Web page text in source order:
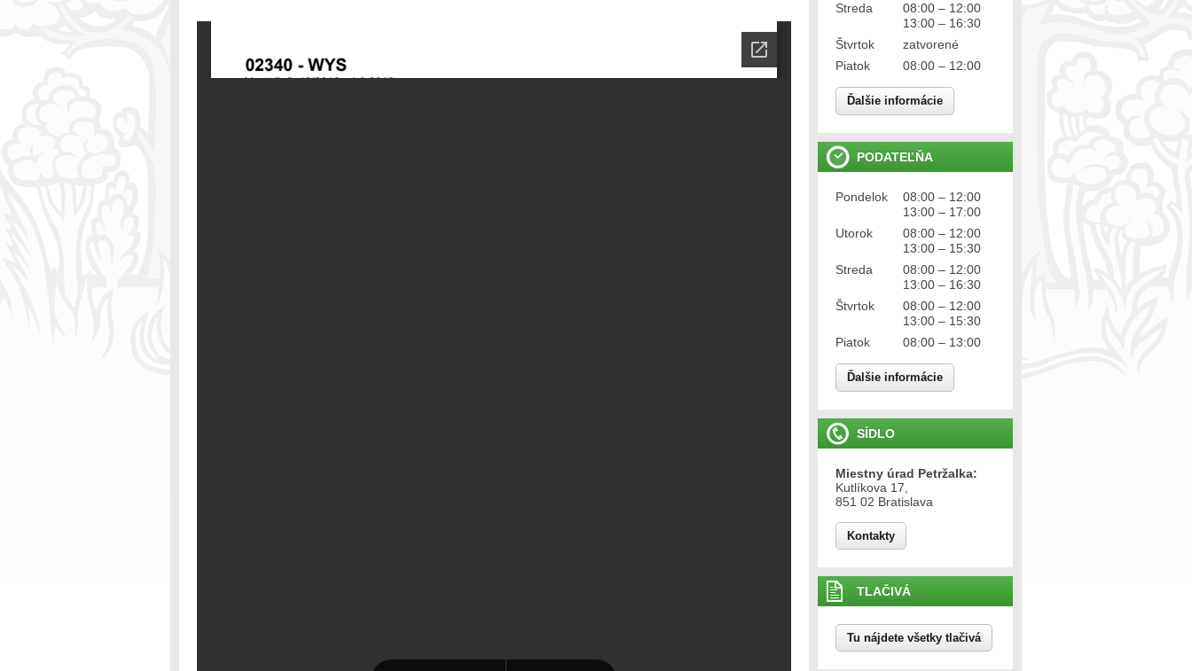
Streda
08:00 – 12:00
13:00 – 16:30
Štvrtok
zatvorené
Piatok
08:00 – 12:00
Ďalšie informácie
PODATEĽŇA
Pondelok
08:00 – 12:00
13:00 – 17:00
Utorok
08:00 – 12:00
13:00 – 15:30
Streda
08:00 – 12:00
13:00 – 16:30
Štvrtok
08:00 – 12:00
13:00 – 15:30
Piatok
08:00 – 13:00
Ďalšie informácie
SÍDLO
Miestny úrad Petržalka:
Kutlíkova 17,
851 02 Bratislava
Kontakty
TLAČIVÁ
Tu nájdete všetky tlačivá